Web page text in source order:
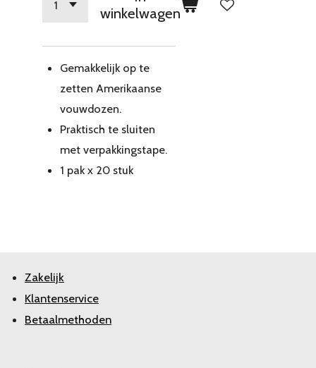
winkelwagen
Gemakkelijk op te
zetten Amerikaanse
vouwdozen.
Praktisch te sluiten
met verpakkingstape.
1 pak x 20 stuk
Zakelijk
Klantenservice
Betaalmethoden